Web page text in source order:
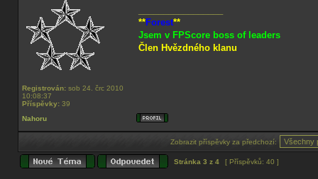
Registrován: sob 24. črc 2010
10:08:37
Příspěvky: 39
**Forest**
Jsem v FPScore boss of leaders
Člen Hvězdného klanu
Nahoru
Zobrazit příspěvky za předchozí:
Stránka 3 z 4 [ Příspěvků: 40 ]